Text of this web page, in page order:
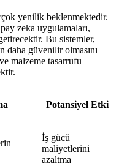
yenilik beklenmektedir.
zeka uygulamaları,
Bu sistemler,
daha güvenilir olmasını
malzeme tasarrufu
Potansiyel Etki
İş gücü
maliyetlerini
azaltma